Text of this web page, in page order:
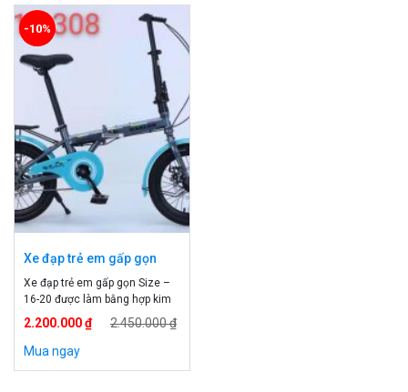
Xe đạp trẻ em gấp gọn
Xe đạp trẻ em gấp gọn Size –
16-20 được làm bằng hợp kim
vô cùng chắc chắn, yên mềm,
phanh đĩa an toàn và có độ
chính xác cao. Xe có thể nâng
2.200.000 ₫
2.450.000 ₫
Mua ngay
-10%